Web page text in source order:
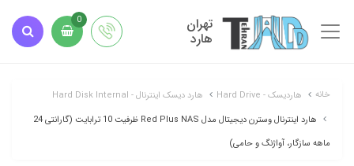
تهران
هارد
0
خانه هاردیسک - Hard Drive
هارد دیسک اینترنال - Hard Disk Internal
هارد اینترنال وسترن دیجیتال مدل Red Plus NAS ظرفیت 10 ترابایت (گارانتی 24
ماهه سازگار، آواژنگ و حامی)